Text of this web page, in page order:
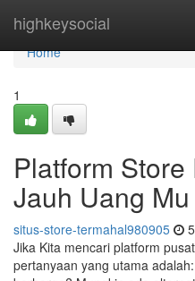
highkeysocial
Home
Home
1
Platform
Jauh Uang
situs-store-termahal980905
Jika Kita mencari platform
pertanyaan yang utama